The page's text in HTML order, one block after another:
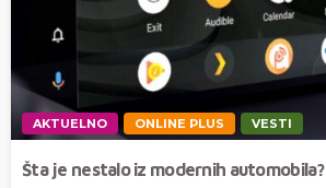
AKTUELNO ONLINE PLUS VESTI
Šta je nestalo iz modernih automobila?